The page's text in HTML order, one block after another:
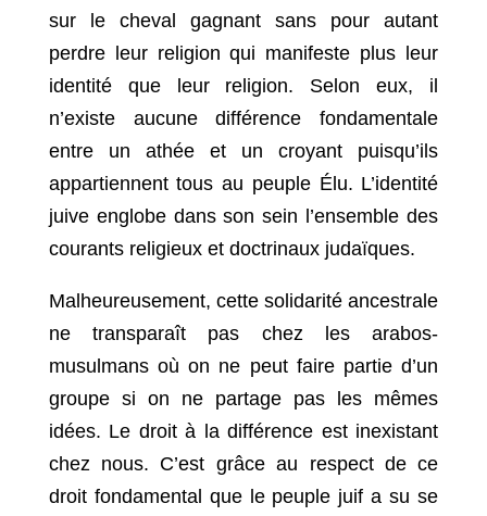
sur le cheval gagnant sans pour autant
perdre leur religion qui manifeste plus leur
identité que leur religion. Selon eux, il
n’existe aucune différence fondamentale
entre un athée et un croyant puisqu’ils
appartiennent tous au peuple Élu. L’identité
juive englobe dans son sein l’ensemble des
courants religieux et doctrinaux judaïques.
Malheureusement, cette solidarité ancestrale
ne transparaît pas chez les arabos-
musulmans où on ne peut faire partie d’un
groupe si on ne partage pas les mêmes
idées. Le droit à la différence est inexistant
chez nous. C’est grâce au respect de ce
droit fondamental que le peuple juif a su se